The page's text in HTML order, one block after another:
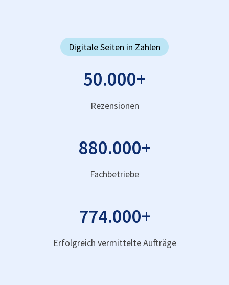
Digitale Seiten in Zahlen
50.000+
Rezensionen
880.000+
Fachbetriebe
774.000+
Erfolgreich vermittelte Aufträge